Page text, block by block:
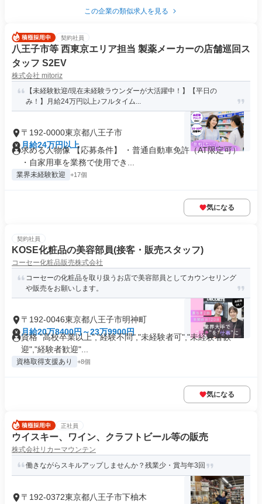
この企業の類似求人を見る
契約社員
八王子市等 西東京エリア担当 製薬メーカーの店舗巡回ス
タッフ S2EV
株式会社 mitoriz
【未経験歓迎/現在未経験ラウンダーが大活躍中！】【平日の
み！】月給24万円以上♪フルタイム...
〒192-0000東京都八王子市
月給24万円以上
求める人物像 【応募条件】 ・普通自動車免許（AT限定可）
・自家用車を業務で使用でき...
業界未経験歓迎 +17個
気になる
契約社員
KOSE化粧品の美容部員(接客・販売スタッフ)
コーセー化粧品販売株式会社
コーセーの化粧品を取り扱うお店で美容部員としてカウンセリング
や販売をお願いします。
〒192-0046東京都八王子市明神町
月給20万8400円～23万9900円
資格 "高校卒業以上","経験不問","未経験者可","未経験者歓
迎","経験者歓迎"...
資格取得支援あり +8個
気になる
正社員
ウイスキー、ワイン、クラフトビール等の販売
株式会社リカーマウンテン
働きながらスキルアップしませんか？残業少・賞与年3回
〒192-0372東京都八王子市下柚木